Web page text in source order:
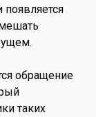
появляется
обращение
таких